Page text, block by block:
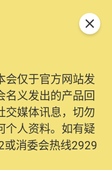
会仅于官方网站发
名义发出的产品回
交媒体讯息，切勿
个人资料。如有疑
消委会热线2929
关闭